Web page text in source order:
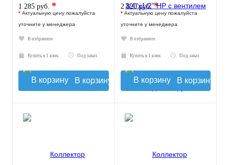
1 285 руб. *
* Актуальную цену пожалуйста
уточните у менеджера
В избранное
Купить в 1 клик Под заказ
В корзину
2 820 руб.*
* Актуальную цену пожалуйста
уточните у менеджера
В избранное
Купить в 1 клик Под заказ
В корзину